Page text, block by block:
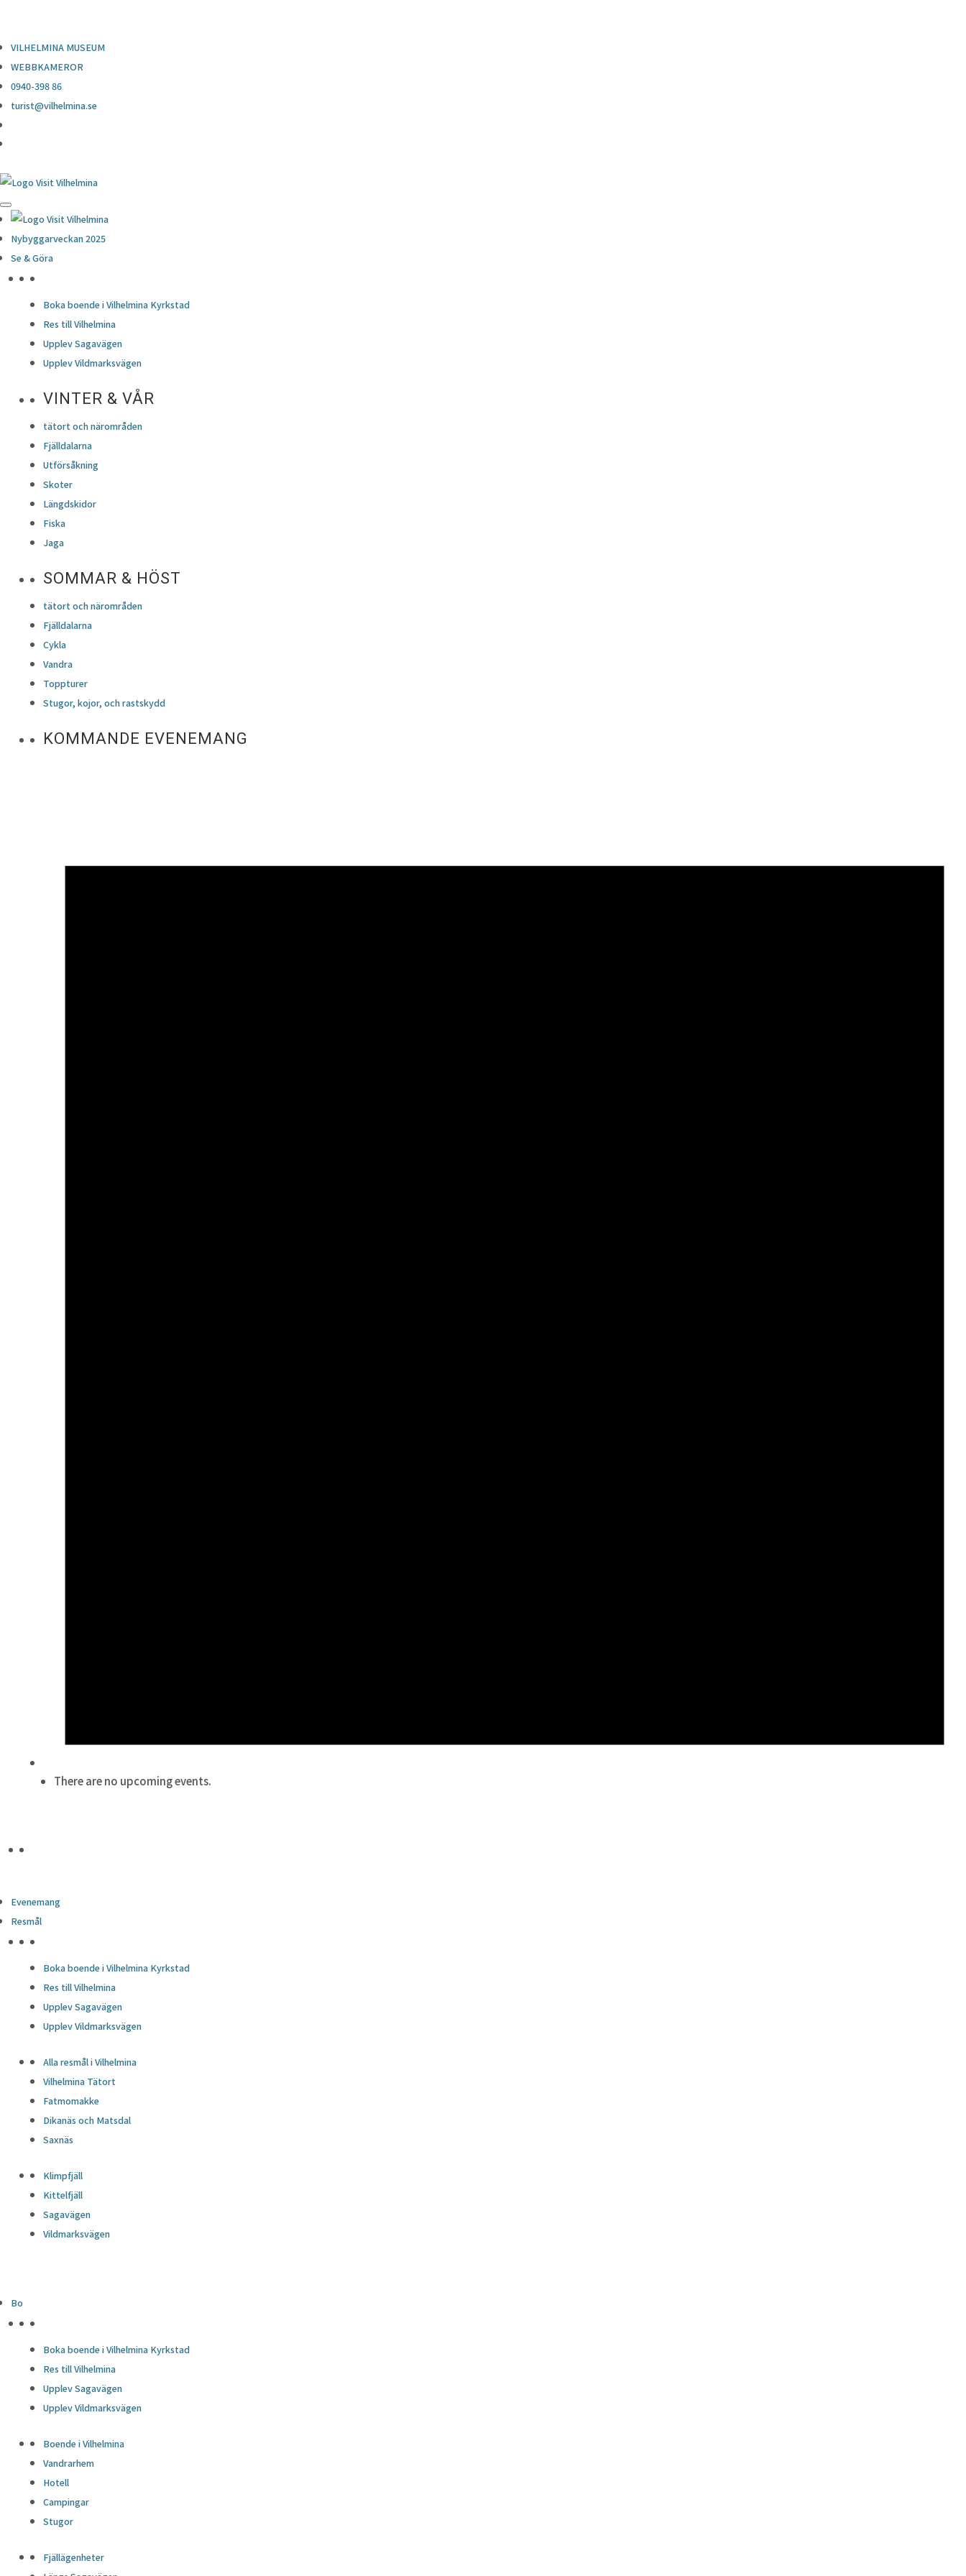
VILHELMINA MUSEUM
WEBBKAMEROR
0940-398 86
turist@vilhelmina.se
Nybyggarveckan 2025
Se & Göra
Boka boende i Vilhelmina Kyrkstad
Res till Vilhelmina
Upplev Sagavägen
Upplev Vildmarksvägen
VINTER & VÅR
tätort och närområden
Fjälldalarna
Utförsåkning
Skoter
Längdskidor
Fiska
Jaga
SOMMAR & HÖST
tätort och närområden
Fjälldalarna
Cykla
Vandra
Toppturer
Stugor, kojor, och rastskydd
KOMMANDE EVENEMANG
There are no upcoming events.
Evenemang
Resmål
Boka boende i Vilhelmina Kyrkstad
Res till Vilhelmina
Upplev Sagavägen
Upplev Vildmarksvägen
Alla resmål i Vilhelmina
Vilhelmina Tätort
Fatmomakke
Dikanäs och Matsdal
Saxnäs
Klimpfjäll
Kittelfjäll
Sagavägen
Vildmarksvägen
Bo
Boka boende i Vilhelmina Kyrkstad
Res till Vilhelmina
Upplev Sagavägen
Upplev Vildmarksvägen
Boende i Vilhelmina
Vandrarhem
Hotell
Campingar
Stugor
Fjällägenheter